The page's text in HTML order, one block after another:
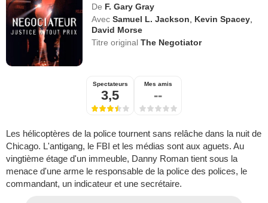
De F. Gary Gray
Avec Samuel L. Jackson Kevin Spacey
David Morse
Titre originalThe Negotiator
Spectateurs
3,5
Mes amis
--
Les hélicoptères de la police tournent sans relâche dans la nuit de
Chicago. L'antigang, le FBI et les médias sont aux aguets. Au
vingtième étage d'un immeuble, Danny Roman tient sous la
menace d'une arme le responsable de la police des polices, le
commandant, un indicateur et une secrétaire.